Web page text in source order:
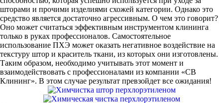
шторами и прочими изделиями схожей категории. Однако это
средство является достаточно агрессивным. О чем это говорит?
Оно может считаться эффективным инструментом клининга
только в руках профессионалов. Самостоятельное
использование ПХЭ может оказать негативное воздействие на
текстуру штор и краситель ткани, из которых они изготовлены.
Таким образом, необходимо учитывать этот момент и
взаимодействовать с профессионалами из компании «СВ
Клининг». В этом случае результат превзойдет все ожидания!